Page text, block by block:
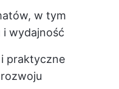
w tym
wydajność
praktyczne